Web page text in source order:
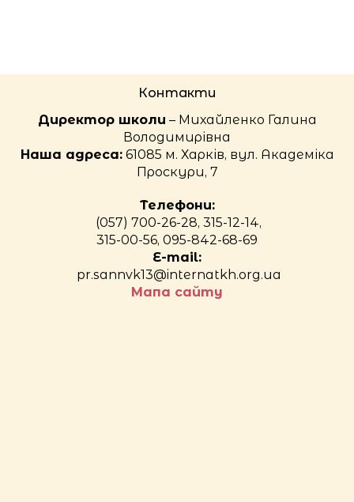
Контакти
Директор школи – Михайленко Галина
Володимирівна
Наша адреса:61085 м. Харків, вул. Академіка
Проскури, 7
Телефони:
(057) 700-26-28, 315-12-14,
315-00-56, 095-842-68-69
E-mail:
pr.sannvk13@internatkh.org.ua
Мапа сайту